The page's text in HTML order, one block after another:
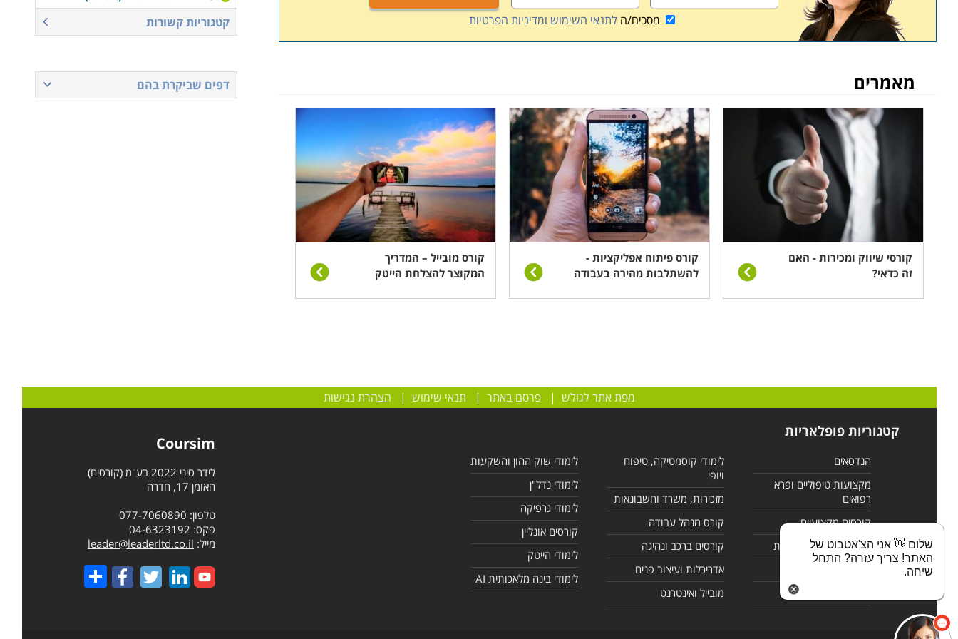
ספר העוסקים בפיתוח טכנולוגיות ובבניית אפליקציות
כך שכל המתעניין בלימודים אלו יכולים למצוא קורסים בירושלים,
קורסים בתל אביב, קורסים בחיפה, קורסים בבאר שבע וכן קורסים בשפה הרוסית.
מסכים/הלתנאי השימוש ומדיניות הפרטיות
מאמרים
קורסי שיווק ומכירות - האם
זה כדאי?
קורס פיתוח אפליקציות -
להשתלבות מהירה בעבודה
קורס מובייל – המדריך
המקוצר להצלחת הייטק
קטגוריות קשורות
דפים שביקרת בהם
מפת אתר לגולש |פרסם באתר | תנאי שימוש | הצהרת נגישות
קטגוריות פופלאריות
הנדסאים
מקצועות טיפוליים ופרא
רפואים
קורסים מקצועיים
לימודי מחשבים ורשתות
לימודי קוסמטיקה, טיפוח
ויופי
מזכירות, משרד וחשבונאות
קורס מנהל עבודה
קורסים ברכב ונהיגה
אדריכלות ועיצוב פנים
מובייל ואינטרנט
לימודי שוק ההון והשקעות
לימודי נדל"ן
לימודי גרפיקה
קורסים אונליין
לימודי הייטק
לימודי בינה מלאכותית AI
Coursim
לידר סיני 2022 בע"מ (קורסים)
האומן 17, חדרה
טלפון: 077-7060890
פקס: 04-6323192
מייל: leader@leaderltd.co.il
Share
שלום 👋 אני הצ'אטבוט של
האתר! צריך עזרה? התחל
שיחה.